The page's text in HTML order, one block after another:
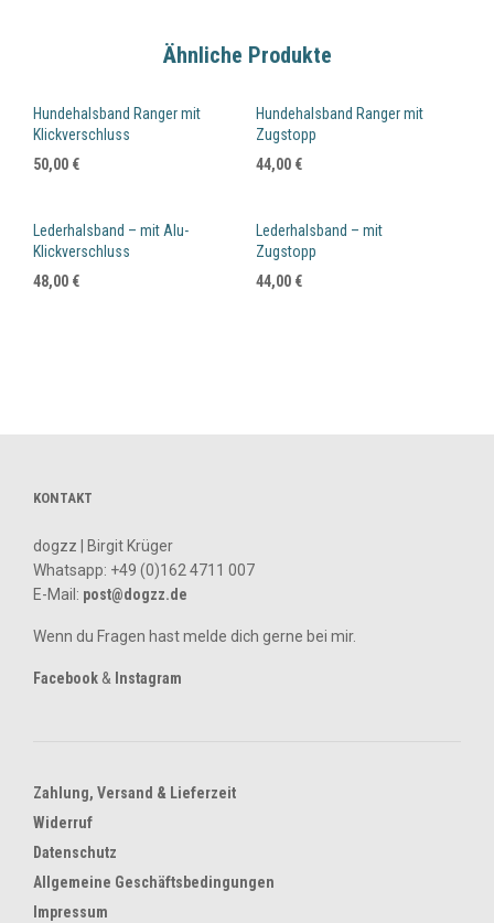
Ähnliche Produkte
Hundehalsband Ranger mit
Klickverschluss
50,00 €
Hundehalsband Ranger mit
Zugstopp
44,00 €
Lederhalsband – mit Alu-
Klickverschluss
48,00 €
Lederhalsband – mit
Zugstopp
44,00 €
KONTAKT
dogzz | Birgit Krüger
Whatsapp: +49 (0)162 4711 007
E-Mail: post@dogzz.de
Wenn du Fragen hast melde dich gerne bei mir.
Facebook & Instagram
Zahlung, Versand & Lieferzeit
Widerruf
Datenschutz
Allgemeine Geschäftsbedingungen
Impressum